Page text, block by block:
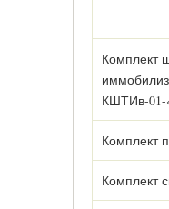
Комплект
КШТИв-01-
Комплект
Комплект